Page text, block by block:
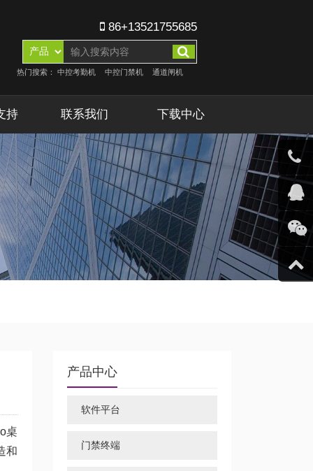
86+13521755685
热门搜索： 中控考勤机 中控门禁机 通道闸机
持 联系我们 下载中心
桌
和
产品中心
软件平台
门禁终端
客服微